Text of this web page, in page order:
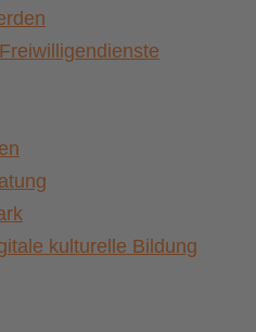
kulturelle Bildung